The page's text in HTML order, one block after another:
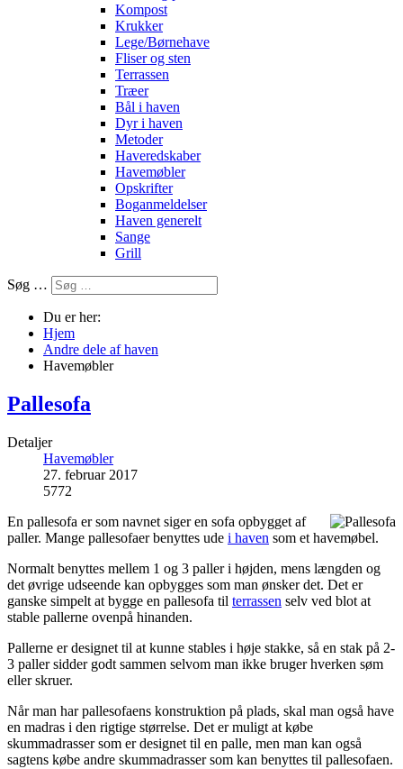
Kompost
Krukker
Lege/Børnehave
Fliser og sten
Terrassen
Træer
Bål i haven
Dyr i haven
Metoder
Haveredskaber
Havemøbler
Opskrifter
Boganmeldelser
Haven generelt
Sange
Grill
Søg …
Du er her:
Hjem
Andre dele af haven
Havemøbler
Pallesofa
Detaljer
Havemøbler
27. februar 2017
5772
En pallesofa er som navnet siger en sofa opbygget af
paller. Mange pallesofaer benyttes ude i haven som et havemøbel.
Normalt benyttes mellem 1 og 3 paller i højden, mens længden og
det øvrige udseende kan opbygges som man ønsker det. Det er
ganske simpelt at bygge en pallesofa til terrassen selv ved blot at
stable pallerne ovenpå hinanden.
Pallerne er designet til at kunne stables i høje stakke, så en stak på 2-
3 paller sidder godt sammen selvom man ikke bruger hverken søm
eller skruer.
Når man har pallesofaens konstruktion på plads, skal man også have
en madras i den rigtige størrelse. Det er muligt at købe
skummadrasser som er designet til en palle, men man kan også
sagtens købe andre skummadrasser som kan benyttes til pallesofaen.